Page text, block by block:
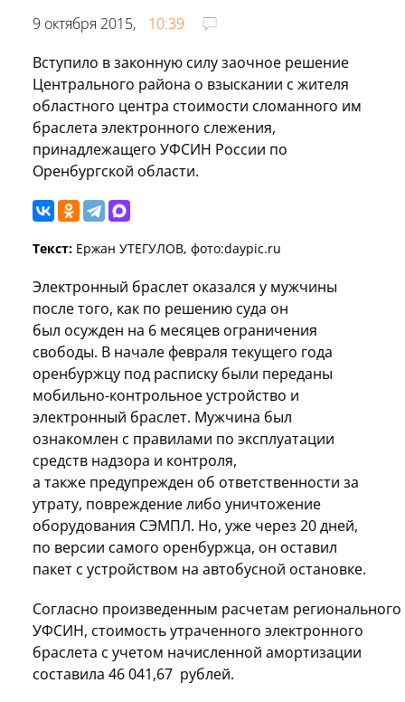
9 октября 2015,
10:39
Вступило в законную силу заочное решение
Центрального района о взыскании с жителя
областного центра стоимости сломанного им
браслета электронного слежения,
принадлежащего УФСИН России по
Оренбургской области.
Текст: Ержан УТЕГУЛОВ, фото:daypic.ru
Электронный браслет оказался у мужчины
после того, как по решению суда он
был осужден на 6 месяцев ограничения
свободы. В начале февраля текущего года
оренбуржцу под расписку были переданы
мобильно-контрольное устройство и
электронный браслет. Мужчина был
ознакомлен с правилами по эксплуатации
средств надзора и контроля,
а также предупрежден об ответственности за
утрату, повреждение либо уничтожение
оборудования СЭМПЛ. Но, уже через 20 дней,
по версии самого оренбуржца, он оставил
пакет с устройством на автобусной остановке.
Согласно произведенным расчетам регионального
УФСИН, стоимость утраченного электронного
браслета с учетом начисленной амортизации
составила 46 041,67 рублей.